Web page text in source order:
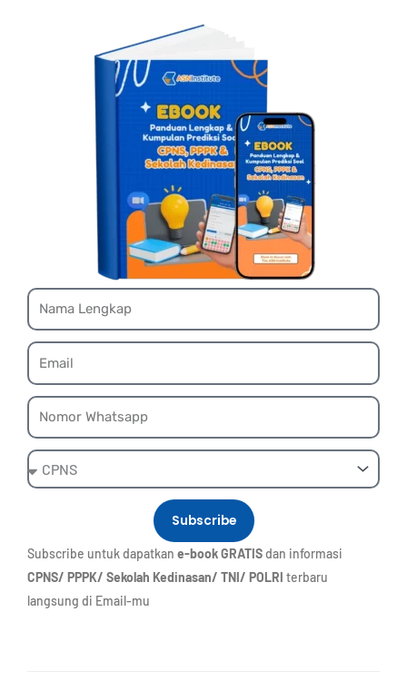
Name
Email
Whatsapp
Ebook
Subscribe
Subscribe untuk dapatkan e-book GRATISdan informasi
CPNS/ PPPK/ Sekolah Kedinasan/ TNI/ POLRI terbaru
langsung di Email-mu